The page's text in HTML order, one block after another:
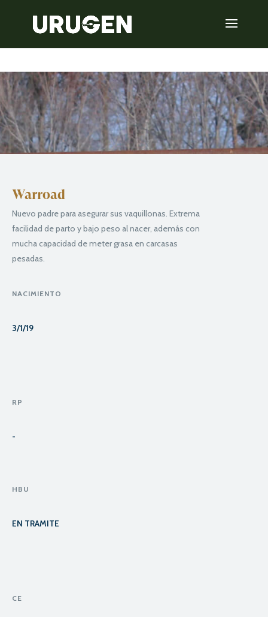
Warroad
Nuevo padre para asegurar sus vaquillonas. Extrema
facilidad de parto y bajo peso al nacer, además con
mucha capacidad de meter grasa en carcasas
pesadas.
NACIMIENTO
3/1/19
RP
-
HBU
EN TRAMITE
CE